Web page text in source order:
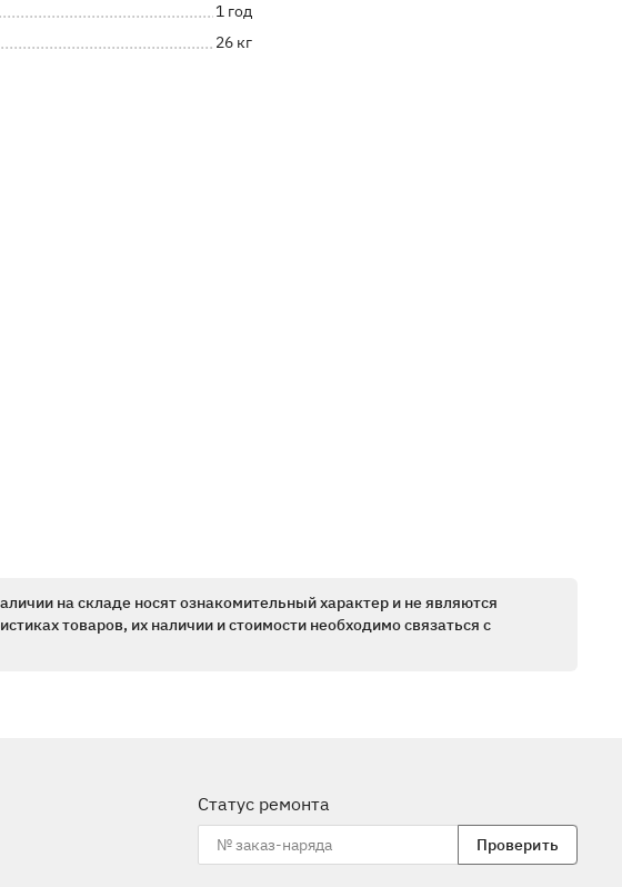
1 год
26 кг
на складе носят ознакомительный характер и не являются
товаров, их наличии и стоимости необходимо связаться с
Статус ремонта
Проверить